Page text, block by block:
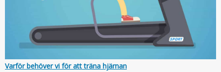
Varför behöver vi för att träna hjärnan